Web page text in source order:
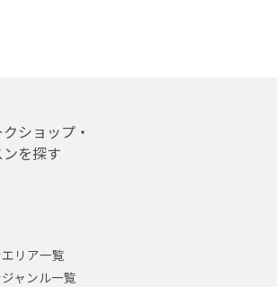
ショップ・
を探す
リア一覧
ャンル一覧